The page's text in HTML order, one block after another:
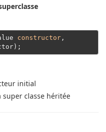
constructor ,
initial
super classe héritée